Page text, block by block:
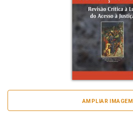
AMPLIAR IMAGEM